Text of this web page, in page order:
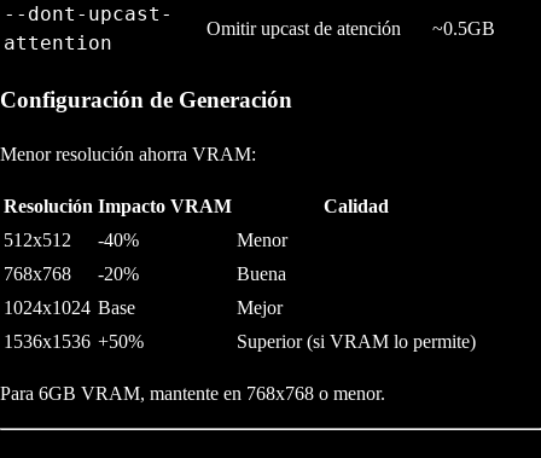
--dont-upcast-
attention
Omitir upcast de atención ~0.5GB
Configuración de Generación
Menor resolución ahorra VRAM:
Resolución Impacto VRAM
Calidad
512x512
-40%
Menor
768x768
-20%
Buena
1024x1024 Base
Mejor
1536x1536 +50% Superior (si VRAM lo permite)
Para 6GB VRAM, mantente en 768x768 o menor.